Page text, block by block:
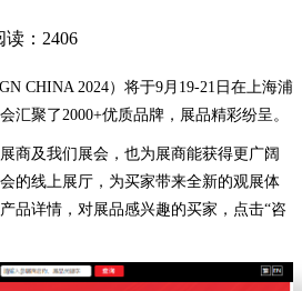
读：2406
CHINA 2024）将于9月19-21日在上海浦
汇聚了2000+优质品牌，展品精彩纷呈。
商及我们展会，也为展商能获得更广阔
的线上展厅，为买家带来全新的观展体
品详情，对展品感兴趣的买家，点击“咨